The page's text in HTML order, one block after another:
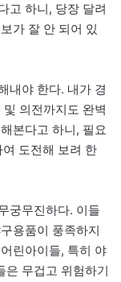
고 하니, 당장 달려
가 잘 안 되어 있
내야 한다. 내가 경
의전까지도 완벽
본다고 하니, 필요
도전해 보려 한
궁무진하다. 이들
용품이 풍족하지
린아이들, 특히 야
은 무겁고 위험하기